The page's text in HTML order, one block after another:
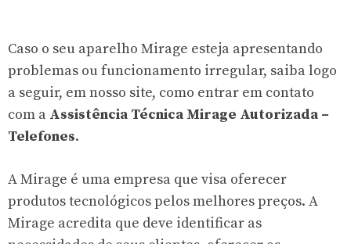
Caso o seu aparelho Mirage esteja apresentando
problemas ou funcionamento irregular, saiba logo
a seguir, em nosso site, como entrar em contato
com a Assistência Técnica Mirage Autorizada –
Telefones.
A Mirage é uma empresa que visa oferecer
produtos tecnológicos pelos melhores preços. A
Mirage acredita que deve identificar as